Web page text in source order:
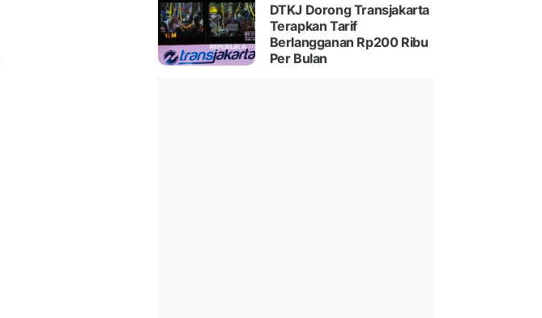
DTKJ Dorong Transjakarta
Terapkan Tarif
Berlangganan Rp200 Ribu
Per Bulan